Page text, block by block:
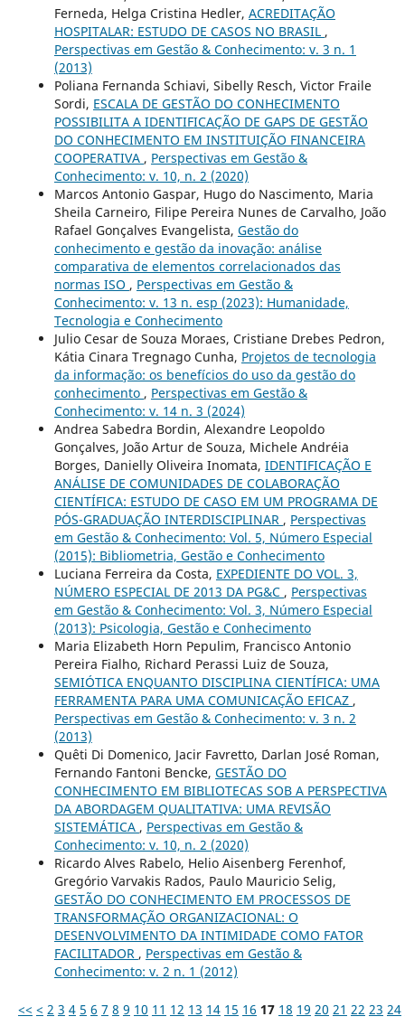
Ferneda, Helga Cristina Hedler, ACREDITAÇÃO
HOSPITALAR: ESTUDO DE CASOS NO BRASIL ,
Perspectivas em Gestão & Conhecimento: v. 3 n. 1
(2013)
Poliana Fernanda Schiavi, Sibelly Resch, Victor Fraile
Sordi, ESCALA DE GESTÃO DO CONHECIMENTO
POSSIBILITA A IDENTIFICAÇÃO DE GAPS DE GESTÃO
DO CONHECIMENTO EM INSTITUIÇÃO FINANCEIRA
COOPERATIVA , Perspectivas em Gestão &
Conhecimento: v. 10, n. 2 (2020)
Marcos Antonio Gaspar, Hugo do Nascimento, Maria
Sheila Carneiro, Filipe Pereira Nunes de Carvalho, João
Rafael Gonçalves Evangelista, Gestão do
conhecimento e gestão da inovação: análise
comparativa de elementos correlacionados das
normas ISO , Perspectivas em Gestão &
Conhecimento: v. 13 n. esp (2023): Humanidade,
Tecnologia e Conhecimento
Julio Cesar de Souza Moraes, Cristiane Drebes Pedron,
Kátia Cinara Tregnago Cunha, Projetos de tecnologia
da informação: os benefícios do uso da gestão do
conhecimento , Perspectivas em Gestão &
Conhecimento: v. 14 n. 3 (2024)
Andrea Sabedra Bordin, Alexandre Leopoldo
Gonçalves, João Artur de Souza, Michele Andréia
Borges, Danielly Oliveira Inomata, IDENTIFICAÇÃO E
ANÁLISE DE COMUNIDADES DE COLABORAÇÃO
CIENTÍFICA: ESTUDO DE CASO EM UM PROGRAMA DE
PÓS-GRADUAÇÃO INTERDISCIPLINAR , Perspectivas
em Gestão & Conhecimento: Vol. 5, Número Especial
(2015): Bibliometria, Gestão e Conhecimento
Luciana Ferreira da Costa, EXPEDIENTE DO VOL. 3,
NÚMERO ESPECIAL DE 2013 DA PG&C , Perspectivas
em Gestão & Conhecimento: Vol. 3, Número Especial
(2013): Psicologia, Gestão e Conhecimento
Maria Elizabeth Horn Pepulim, Francisco Antonio
Pereira Fialho, Richard Perassi Luiz de Souza,
SEMIÓTICA ENQUANTO DISCIPLINA CIENTÍFICA: UMA
FERRAMENTA PARA UMA COMUNICAÇÃO EFICAZ ,
Perspectivas em Gestão & Conhecimento: v. 3 n. 2
(2013)
Quêti Di Domenico, Jacir Favretto, Darlan José Roman,
Fernando Fantoni Bencke, GESTÃO DO
CONHECIMENTO EM BIBLIOTECAS SOB A PERSPECTIVA
DA ABORDAGEM QUALITATIVA: UMA REVISÃO
SISTEMÁTICA , Perspectivas em Gestão &
Conhecimento: v. 10, n. 2 (2020)
Ricardo Alves Rabelo, Helio Aisenberg Ferenhof,
Gregório Varvakis Rados, Paulo Mauricio Selig,
GESTÃO DO CONHECIMENTO EM PROCESSOS DE
TRANSFORMAÇÃO ORGANIZACIONAL: O
DESENVOLVIMENTO DA INTIMIDADE COMO FATOR
FACILITADOR , Perspectivas em Gestão &
Conhecimento: v. 2 n. 1 (2012)
<< < 2 3 4 5 6 7 8 9 10 11 12 13 14 15 16 17 18 19 20 21 22 23 24